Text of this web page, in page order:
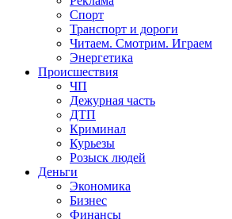
Спорт
Транспорт и дороги
Читаем. Смотрим. Играем
Энергетика
Происшествия
ЧП
Дежурная часть
ДТП
Криминал
Курьезы
Розыск людей
Деньги
Экономика
Бизнес
Финансы